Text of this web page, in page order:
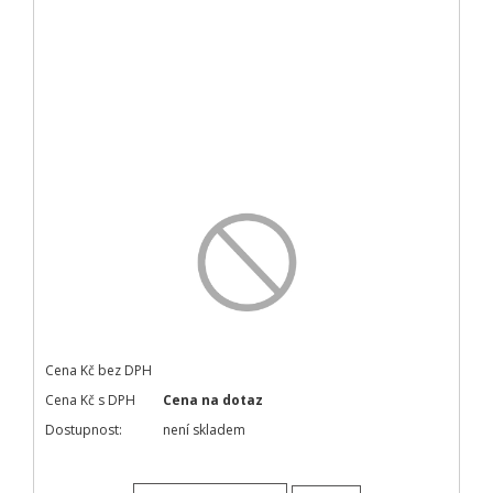
Cena Kč bez DPH
Cena Kč s DPH
Cena na dotaz
Dostupnost:
není skladem